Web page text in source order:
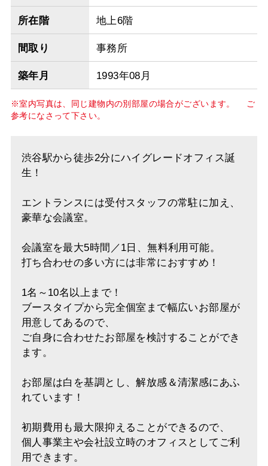
所在階 地上6階
間取り 事務所
築年月 1993年08月
※室内写真は、同じ建物内の別部屋の場合がございます。 ご
参考になさって下さい。
渋谷駅から徒歩2分にハイグレードオフィス誕
生！
エントランスには受付スタッフの常駐に加え、
豪華な会議室。
会議室を最大5時間／1日、無料利用可能。
打ち合わせの多い方には非常におすすめ！
1名～10名以上まで！
ブースタイプから完全個室まで幅広いお部屋が
用意してあるので、
ご自身に合わせたお部屋を検討することができ
ます。
お部屋は白を基調とし、解放感＆清潔感にあふ
れています！
初期費用も最大限抑えることができるので、
個人事業主や会社設立時のオフィスとしてご利
用できます。